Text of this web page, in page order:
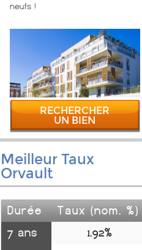
neufs !
RECHERCHER
UN BIEN
Meilleur Taux
Orvault
Durée
Taux (nom. %)
7 ans
1.92%